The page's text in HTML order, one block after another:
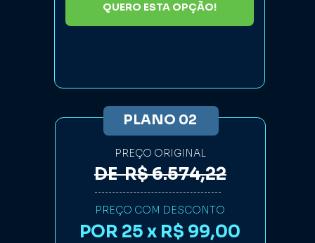
QUERO ESTA OPÇÃO!
DE  R$ 6.574,22
PLANO 02
PREÇO ORIGINAL
POR 25 x R$ 99,00
PREÇO COM DESCONTO